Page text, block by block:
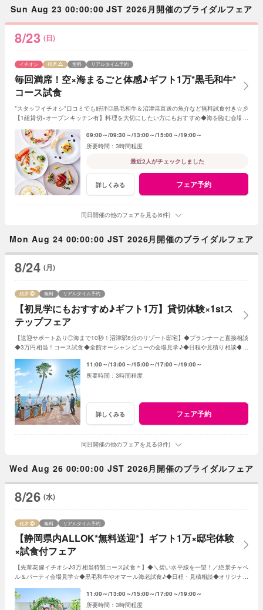
Sun Aug 23 00:00:00 JST 2026月開催のブライダルフェア
8/23 (日)
毎回満席！空×海まるごと体感♪ギフト1万*黒毛和牛*
コース試食
イチオシ 残席 無料 リアルタイム予約
*スタッフイチオシ*口コミでも好評◎黒毛和牛＆沼津港直送の魚介など無料試食付き☆彡
【1組貸切×オープンキッチン有】料理を大切にしたい方にもおすすめ◆海を臨む会場の
09:00～ 09:30～ 13:00～ 15:00～ 19:00～
3時間程度
最近2人がチェックしました
詳しくみる フェア予約
同日開催の他のフェアを見る(6件)
Mon Aug 24 00:00:00 JST 2026月開催のブライダルフェア
8/24 (月)
【初見学にもおすすめ♪ギフト1万】貸切体験×1stス
テップフェア
残席 無料 リアルタイム予約
【送迎サポートあり◎海まで10秒！沼津駅8分のリゾート邸宅】◆プランナーと直接相談
◆3万円相当！コース試食◆全館オーシャンビューの会場見学♪◆日程や見積り相談◆オ
11:00～ 13:00～ 15:00～ 17:00～ 19:00～
3時間程度
詳しくみる フェア予約
同日開催の他のフェアを見る(3件)
Wed Aug 26 00:00:00 JST 2026月開催のブライダルフェア
8/26 (水)
【静岡県内ALLOK*無料送迎*】ギフト1万×邸宅体験
×試食付フェア
残席 無料 リアルタイム予約
【先輩花嫁イチオシ♪3万相当特製コース試食＊】◆＼碧い水平線を一望！／絶景チャペ
ル＆パーティ会場見学☆◆黒毛和牛やオマール海老試食♪◆日程・見積相談◆オリジナル
11:00～ 13:00～ 15:00～ 17:00～ 19:00～
3時間程度